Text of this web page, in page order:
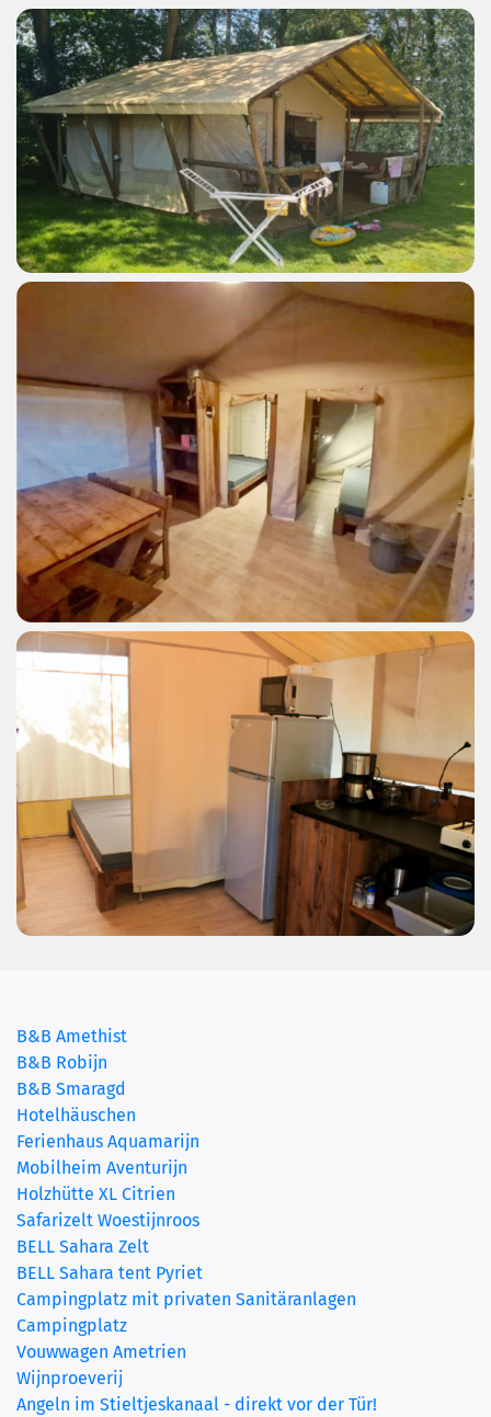
B&B Amethist
B&B Robijn
B&B Smaragd
Hotelhäuschen
Ferienhaus Aquamarijn
Mobilheim Aventurijn
Holzhütte XL Citrien
Safarizelt Woestijnroos(current)
BELL Sahara Zelt
BELL Sahara tent Pyriet
Campingplatz mit privaten Sanitäranlagen
Campingplatz
Vouwwagen Ametrien
Wijnproeverij
Angeln im Stieltjeskanaal - direkt vor der Tür!